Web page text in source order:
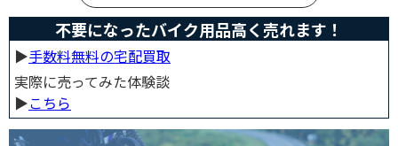
不要になったバイク用品高く売れます！
▶︎手数料無料の宅配買取
実際に売ってみた体験談
▶︎こちら